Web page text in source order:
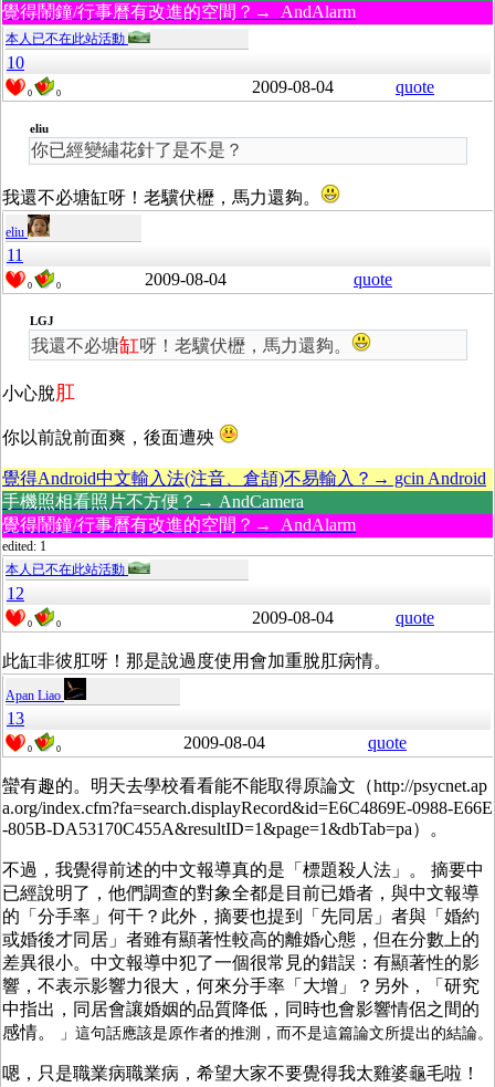
覺得鬧鐘/行事曆有改進的空間？→ AndAlarm
本人已不在此站活動
10
0 0 2009-08-04 quote
eliu
你已經變繡花針了是不是？
我還不必塘缸呀！老驥伏櫪，馬力還夠。
eliu
11
0 0 2009-08-04 quote
LGJ
我還不必塘缸呀！老驥伏櫪，馬力還夠。
小心脫肛
你以前說前面爽，後面遭殃
覺得Android中文輸入法(注音、倉頡)不易輸入？→ gcin Android
手機照相看照片不方便？→ AndCamera
覺得鬧鐘/行事曆有改進的空間？→ AndAlarm
edited: 1
本人已不在此站活動
12
0 0 2009-08-04 quote
此缸非彼肛呀！那是說過度使用會加重脫肛病情。
Apan Liao
13
0 0 2009-08-04 quote
蠻有趣的。明天去學校看看能不能取得原論文（http://psycnet.ap
a.org/index.cfm?fa=search.displayRecord&id=E6C4869E-0988-E66E
-805B-DA53170C455A&resultID=1&page=1&dbTab=pa）。
不過，我覺得前述的中文報導真的是「標題殺人法」。 摘要中
已經說明了，他們調查的對象全都是目前已婚者，與中文報導
的「分手率」何干？此外，摘要也提到「先同居」者與「婚約
或婚後才同居」者雖有顯著性較高的離婚心態，但在分數上的
差異很小。中文報導中犯了一個很常見的錯誤：有顯著性的影
響，不表示影響力很大，何來分手率「大增」？另外，「研究
中指出，同居會讓婚姻的品質降低，同時也會影響情侶之間的
感情。
」這句話應該是原作者的推測，而不是這篇論文所提出的結論。
嗯，只是職業病職業病，希望大家不要覺得我太雞婆龜毛啦！